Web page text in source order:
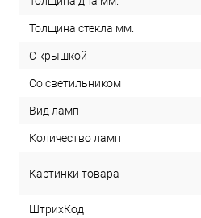
Толщина стекла мм.
С крышкой
Со светильником
Вид ламп
Количество ламп
Картинки товара
ШтрихКод